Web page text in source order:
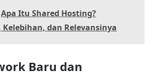
Apa Itu Shared Hosting?
dan Relevansinya
Baru dan